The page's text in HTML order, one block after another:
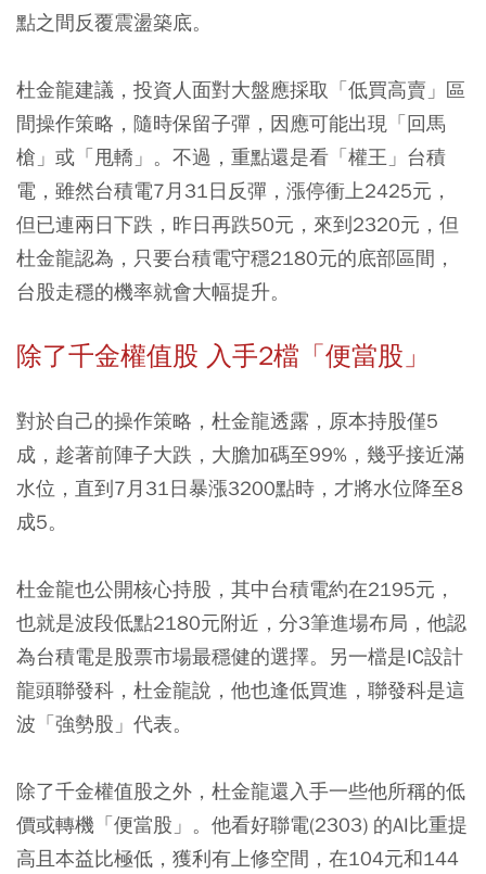
點之間反覆震盪築底。
杜金龍建議，投資人面對大盤應採取「低買高賣」區
間操作策略，隨時保留子彈，因應可能出現「回馬
槍」或「甩轎」。不過，重點還是看「權王」台積
電，雖然台積電7月31日反彈，漲停衝上2425元，
但已連兩日下跌，昨日再跌50元，來到2320元，但
杜金龍認為，只要台積電守穩2180元的底部區間，
台股走穩的機率就會大幅提升。
除了千金權值股 入手2檔「便當股」
對於自己的操作策略，杜金龍透露，原本持股僅5
成，趁著前陣子大跌，大膽加碼至99%，幾乎接近滿
水位，直到7月31日暴漲3200點時，才將水位降至8
成5。
杜金龍也公開核心持股，其中台積電約在2195元，
也就是波段低點2180元附近，分3筆進場布局，他認
為台積電是股票市場最穩健的選擇。另一檔是IC設計
龍頭聯發科，杜金龍說，他也逢低買進，聯發科是這
波「強勢股」代表。
除了千金權值股之外，杜金龍還入手一些他所稱的低
價或轉機「便當股」。他看好聯電(2303) 的AI比重提
高且本益比極低，獲利有上修空間，在104元和144